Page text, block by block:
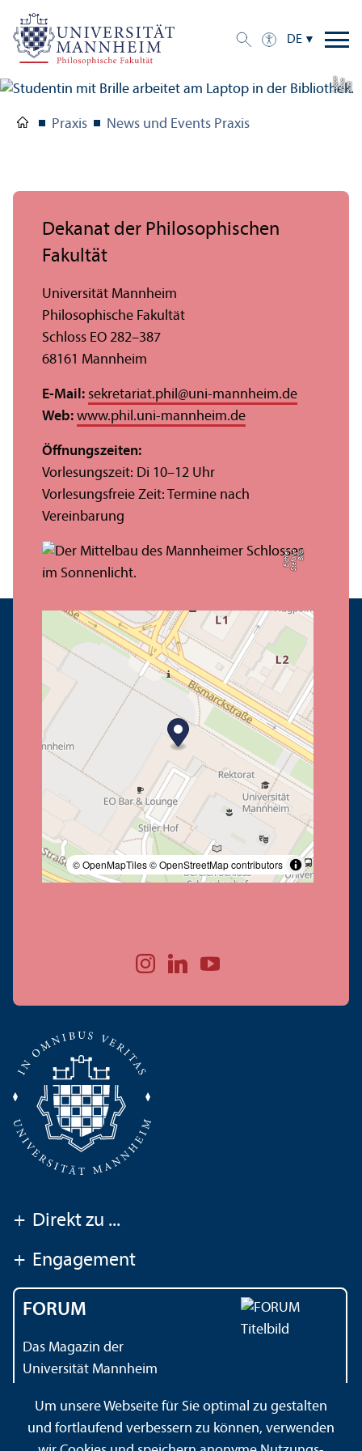
DE
Bil
d:
A
n
n
aL
o
g
u
e
Praxis News und Events Praxis
Bil
d:
S
t
ef
a
ni
e
Ei
c
hl
e
r
© OpenMapTiles© OpenStreetMap contributors
Dekanat der Philosophischen
Fakultät
Universität Mannheim
Philosophische Fakultät
Schloss EO 282–387
68161 Mannheim
E-Mail: sekretariat.phil@uni-mannheim.de
Web: www.phil.uni-mannheim.de
Öffnungs­zeiten:
Vorlesungs­zeit: Di 10–12 Uhr
Vorlesungs­freie Zeit: Termine nach
Vereinbarung
+ Direkt zu ...
+ Engagement
FORUM
Das Magazin der
Universität Mannheim
Kontakt Impressum Datenschutz Barrierefreiheit
Um unsere Webseite für Sie optimal zu gestalten
und fortlaufend verbessern zu können, verwenden